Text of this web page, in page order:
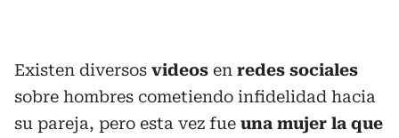
Existen diversos videos en redes sociales
sobre hombres cometiendo infidelidad hacia
su pareja, pero esta vez fue una mujer la que